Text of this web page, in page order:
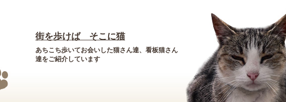
街を歩けば そこに猫
あちこち歩いてお会いした猫さん達、看板猫さん
達をご紹介しています